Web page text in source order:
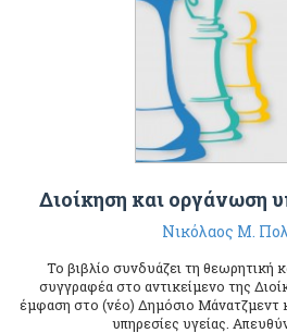
Διοίκηση και οργάνωση
Νικόλαος Μ.
Το βιβλίο συνδυάζει τη θεωρητική
συγγραφέα στο αντικείμενο της
έμφαση στο (νέο) Δημόσιο Μάνατζμεντ
υπηρεσίες υγείας.